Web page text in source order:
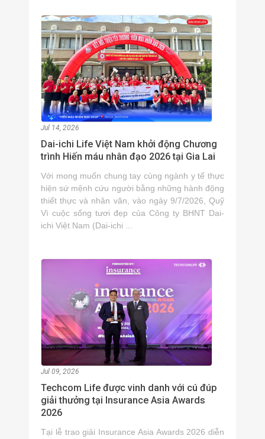
Jul 14, 2026
Dai-ichi Life Việt Nam khởi động Chương
trình Hiến máu nhân đạo 2026 tại Gia Lai
Với mong muốn chung tay cùng ngành y tế thực
hiện sứ mệnh cứu người bằng những hành động
thiết thực và nhân văn, vào ngày 9/7/2026, Quỹ
Vì cuộc sống tươi đẹp của Công ty BHNT Dai-
ichi Việt Nam (Dai-ichi ...
Jul 09, 2026
Techcom Life được vinh danh với cú đúp
giải thưởng tại Insurance Asia Awards
2026
Tại lễ trao giải Insurance Asia Awards 2026 diễn